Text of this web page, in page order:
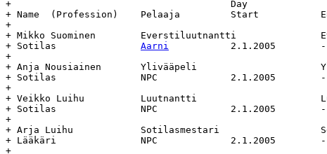
+					Day				Age
+ Name	(Profession)	Pelaaja		Start		End		(days)
+
+ Mikko Suominen	Everstiluutnantti		Everstiluutnantti
Aarni
+
+ Anja Nousiainen	Ylivääpeli			Ylivääpeli
+ Sotilas		NPC		2.1.2005	-		-
+
+ Veikko Luihu		Luutnantti			Luutnantti
+ Sotilas		NPC		2.1.2005	-		-
+
+ Arja Luihu		Sotilasmestari			Sotilasmestari
+ Lääkäri		NPC		2.1.2005	-		-
+